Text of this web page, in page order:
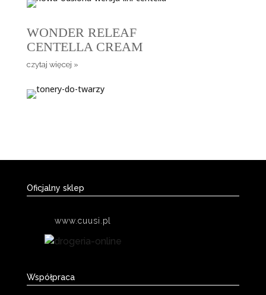
WONDER RELEAF
CENTELLA CREAM
czytaj więcej »
Oficjalny sklep
www.cuusi.pl
Współpraca